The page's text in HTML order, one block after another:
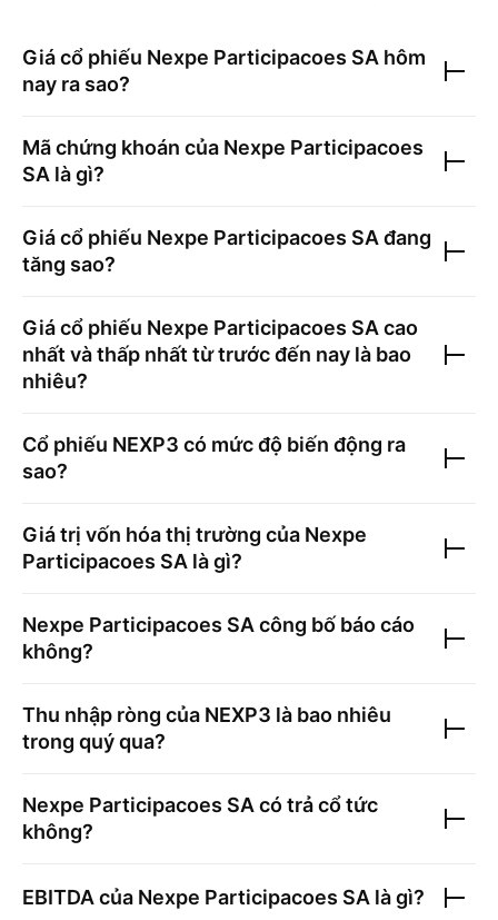
Giá cổ phiếu Nexpe Participacoes SA hôm
nay ra sao?
Mã chứng khoán của Nexpe Participacoes
SA là gì?
Giá cổ phiếu Nexpe Participacoes SA đang
tăng sao?
Giá cổ phiếu Nexpe Participacoes SA cao
nhất và thấp nhất từ trước đến nay là bao
nhiêu?
Cổ phiếu NEXP3 có mức độ biến động ra
sao?
Giá trị vốn hóa thị trường của Nexpe
Participacoes SA là gì?
Nexpe Participacoes SA công bố báo cáo
không?
Thu nhập ròng của NEXP3 là bao nhiêu
trong quý qua?
Nexpe Participacoes SA có trả cổ tức
không?
EBITDA của Nexpe Participacoes SA là gì?